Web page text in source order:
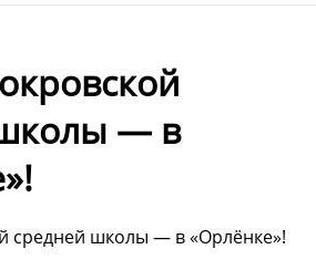
— в
средней школы — в «Орлёнке»!